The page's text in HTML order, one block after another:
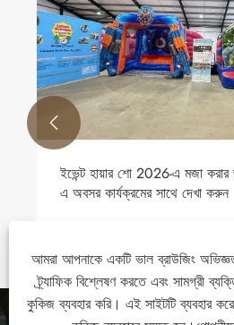
2026 IAAPA EXPO ASIA
আপনাকে আপনার ভিআইপি পাস
প্রদর্শনী দেখার জন্য আন্তরিকভাবে
আরো দেখুন >>

আমরা আপনাকে একটি ভাল ব্রাউজিং
ট্র্যাফিক বিশ্লেষণ করতে এবং সামগ্রী
কুকিজ ব্যবহার করি। এই সাইটটি ব্যবহার